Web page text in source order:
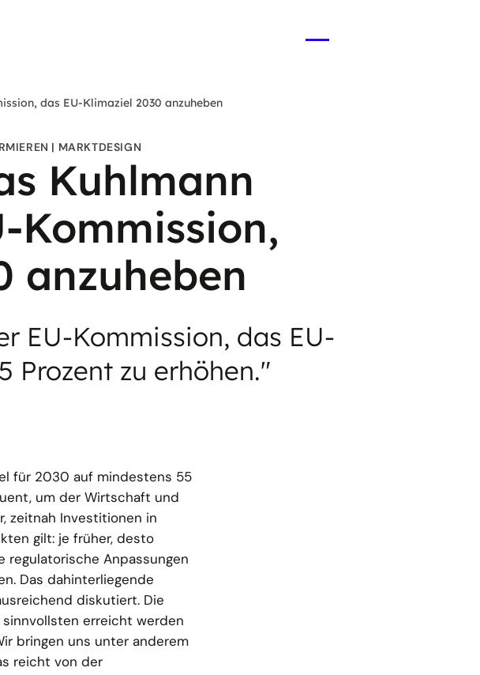
das EU-Klimaziel 2030 anzuheben
MARKTDESIGN
Kuhlmann
Kommission,
anzuheben
EU-Kommission, das EU-
Prozent zu erhöhen."
für 2030 auf mindestens 55
um der Wirtschaft und
zeitnah Investitionen in
gilt: je früher, desto
regulatorische Anpassungen
Das dahinterliegende
diskutiert. Die
erreicht werden
bringen uns unter anderem
reicht von der